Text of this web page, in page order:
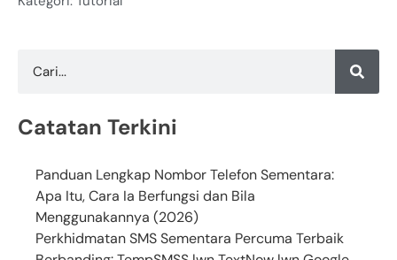
Catatan Terkini
Panduan Lengkap Nombor Telefon Sementara:
Apa Itu, Cara Ia Berfungsi dan Bila
Menggunakannya (2026)
Perkhidmatan SMS Sementara Percuma Terbaik